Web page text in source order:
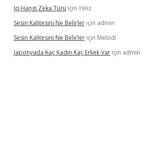
Iq Hangi Zeka Türü için Yeliz
Sesin Kalitesini Ne Belirler için admin
Sesin Kalitesini Ne Belirler için Melodi
Japonyada Kaç Kadın Kaç Erkek Var için admin